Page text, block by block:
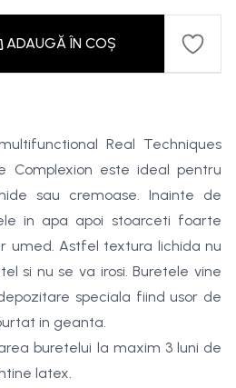
ADAUGĂ ÎN COȘ
Real Techniques
Complexion este ideal pentru
sau cremoase. Inainte de
in apa apoi stoarceti foarte
umed. Astfel textura lichida nu
si nu se va irosi. Buretele vine
speciala fiind usor de
in geanta.
buretelui la maxim 3 luni de
latex.